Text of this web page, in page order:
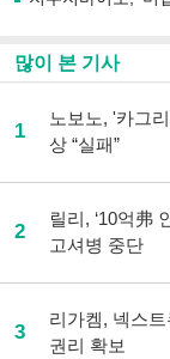
많이 본 기사
1
노보노, '카그
상 “실패”
2
릴리, ‘10억弗
고셔병 중단
3
리가켐, 넥스
권리 확보